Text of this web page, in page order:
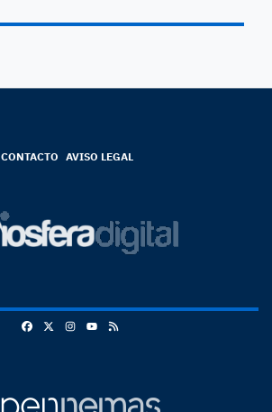
CONTACTO AVISO LEGAL
FacebookInstagram